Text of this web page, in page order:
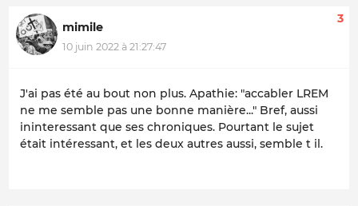
mimile
10 juin 2022 à 21:27:47
3
J'ai pas été au bout non plus. Apathie: "accabler LREM
ne me semble pas une bonne manière..." Bref, aussi
ininteressant que ses chroniques. Pourtant le sujet
était intéressant, et les deux autres aussi, semble t il.